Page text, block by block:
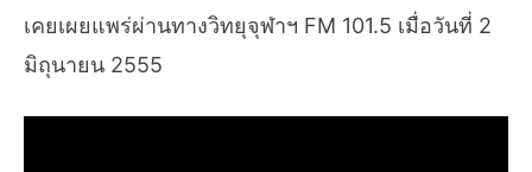
เคยเผยแพร่ผ่านทางวิทยุจุฬาฯ FM 101.5 เมื่อวันที่ 2
มิถุนายน 2555